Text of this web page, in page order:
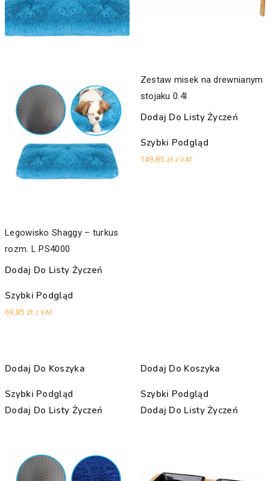
Legowisko Shaggy – turkus
rozm. L PS4000
Dodaj Do Listy Życzeń
Szybki Podgląd
69,85 zł z VAT
Zestaw misek na drewnianym
stojaku 0.4l
Dodaj Do Listy Życzeń
Szybki Podgląd
149,85 zł z VAT
Dodaj Do Koszyka
Szybki Podgląd
Dodaj Do Listy Życzeń
Dodaj Do Koszyka
Szybki Podgląd
Dodaj Do Listy Życzeń